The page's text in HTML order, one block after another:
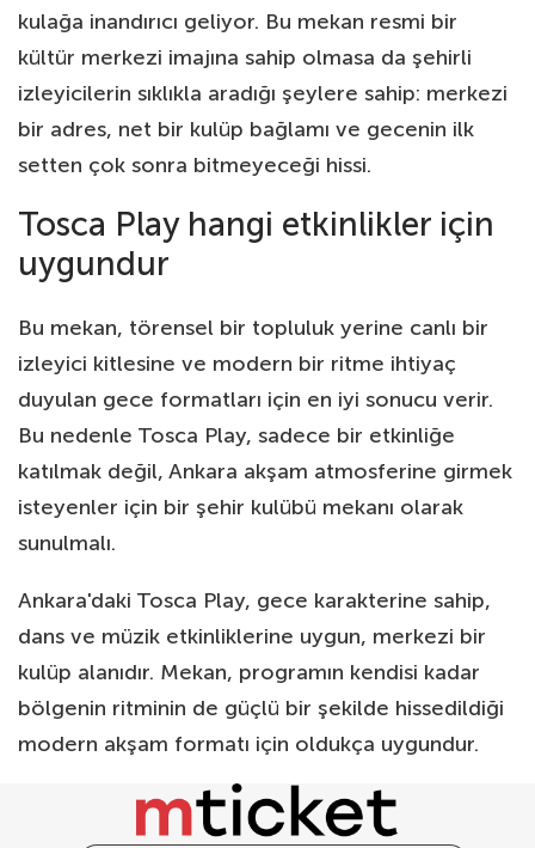
kulağa inandırıcı geliyor. Bu mekan resmi bir
kültür merkezi imajına sahip olmasa da şehirli
izleyicilerin sıklıkla aradığı şeylere sahip: merkezi
bir adres, net bir kulüp bağlamı ve gecenin ilk
setten çok sonra bitmeyeceği hissi.
Tosca Play hangi etkinlikler için
uygundur
Bu mekan, törensel bir topluluk yerine canlı bir
izleyici kitlesine ve modern bir ritme ihtiyaç
duyulan gece formatları için en iyi sonucu verir.
Bu nedenle Tosca Play, sadece bir etkinliğe
katılmak değil, Ankara akşam atmosferine girmek
isteyenler için bir şehir kulübü mekanı olarak
sunulmalı.
Ankara'daki Tosca Play, gece karakterine sahip,
dans ve müzik etkinliklerine uygun, merkezi bir
kulüp alanıdır. Mekan, programın kendisi kadar
bölgenin ritminin de güçlü bir şekilde hissedildiği
modern akşam formatı için oldukça uygundur.